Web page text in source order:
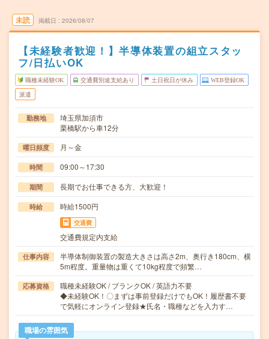
未読 掲載日 2026/08/07
【未経験者歓迎！】半導体装置の組立スタッ
フ/日払いOK
職種未経験OK 交通費別途支給あり 土日祝日が休み WEB登録OK
派遣
勤務地
埼玉県加須市
栗橋駅から車12分
曜日頻度 月～金
時間 09:00～17:30
期間 長期でお仕事できる方、大歓迎！
時給 時給1500円
交通費
交通費規定内支給
仕事内容
半導体制御装置の製造大きさは高さ2m、奥行き180cm、横
5m程度。重量物は重くて10kg程度で頻繁…
応募資格
職種未経験OK / ブランクOK / 英語力不要
◆未経験OK！〇まずは事前登録だけでもOK！履歴書不要
で気軽にオンライン登録★氏名・職種などを入力す…
職場の雰囲気